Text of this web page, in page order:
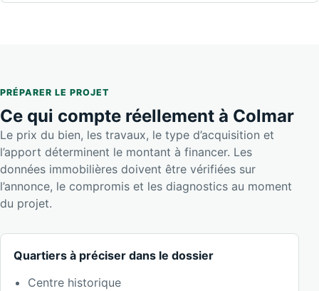
PRÉPARER LE PROJET
Ce qui compte réellement à Colmar
Le prix du bien, les travaux, le type d’acquisition et
l’apport déterminent le montant à financer. Les
données immobilières doivent être vérifiées sur
l’annonce, le compromis et les diagnostics au moment
du projet.
Quartiers à préciser dans le dossier
Centre historique